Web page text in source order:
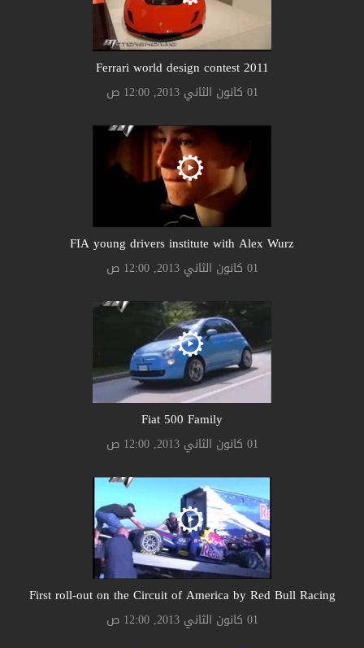
Ferrari world design contest 2011
01 كانون الثاني 2013, 12:00 ص
FIA young drivers institute with Alex Wurz
01 كانون الثاني 2013, 12:00 ص
Fiat 500 Family
01 كانون الثاني 2013, 12:00 ص
First roll-out on the Circuit of America by Red Bull Racing
01 كانون الثاني 2013, 12:00 ص